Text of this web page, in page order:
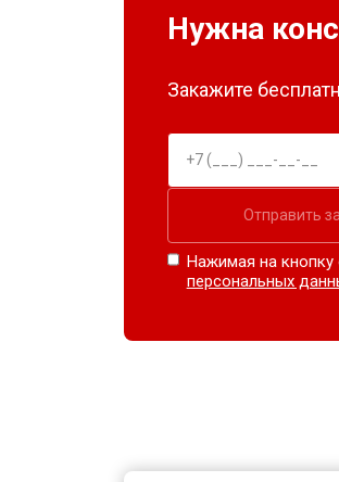
Нужна
Закажите
Отправить
Нажимая на кнопку
персональных